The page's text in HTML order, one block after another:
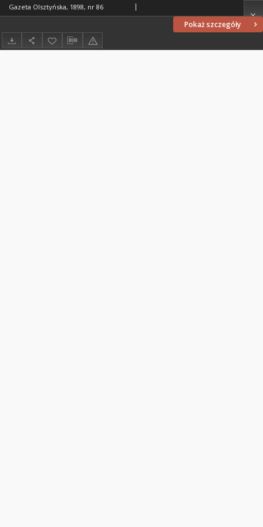
Pokaż szczegóły
Gazeta Olsztyńska, 1898, nr 86